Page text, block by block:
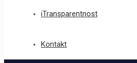
iTransparentnost
Kontakt